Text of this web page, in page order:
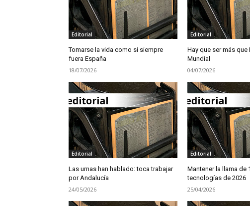
Editorial
Tomarse la vida como si siempre
fuera España
18/07/2026
Editorial
Hay que ser más que
Mundial
04/07/2026
Editorial
Las urnas han hablado: toca trabajar
por Andalucía
24/05/2026
Editorial
Mantener la llama de
tecnologías de 2026
25/04/2026